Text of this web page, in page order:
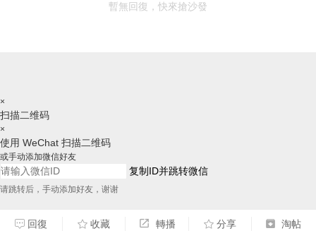
暫無回復，快來搶沙發
回復 收藏 轉播 分享 淘帖
×
扫描二维码
×
使用 WeChat 扫描二维码
或手动添加微信好友
复制ID并跳转微信
请跳转后，手动添加好友，谢谢